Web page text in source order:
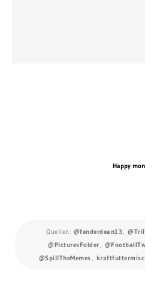
Happy
Quellen: @fenderdean13,
@PicturesFoIder ,
@SpillTheMemes ,